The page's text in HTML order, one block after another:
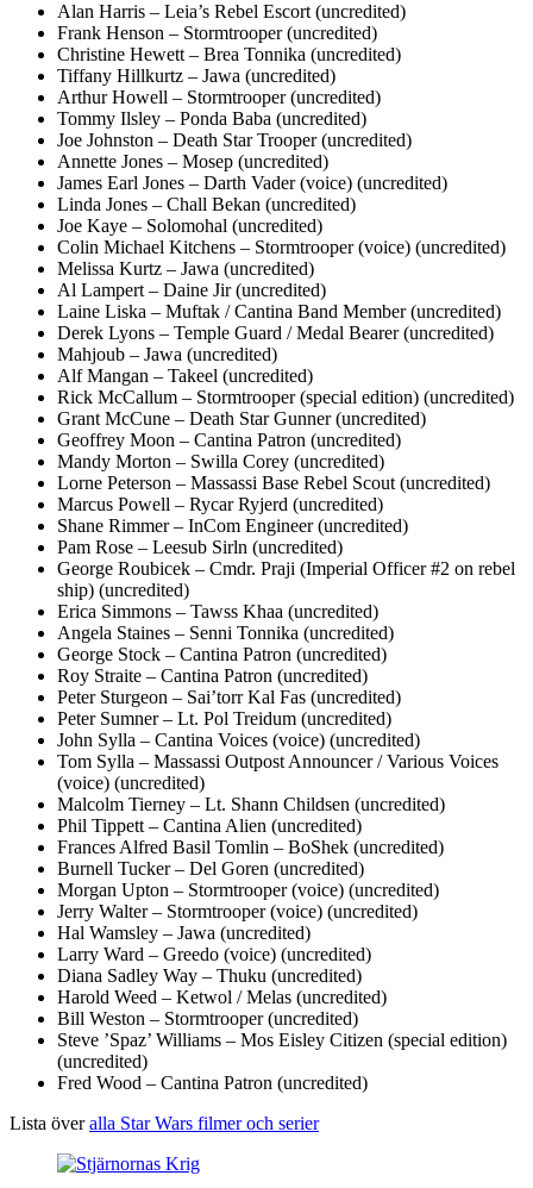
Alan Harris – Leia’s Rebel Escort (uncredited)
Frank Henson – Stormtrooper (uncredited)
Christine Hewett – Brea Tonnika (uncredited)
Tiffany Hillkurtz – Jawa (uncredited)
Arthur Howell – Stormtrooper (uncredited)
Tommy Ilsley – Ponda Baba (uncredited)
Joe Johnston – Death Star Trooper (uncredited)
Annette Jones – Mosep (uncredited)
James Earl Jones – Darth Vader (voice) (uncredited)
Linda Jones – Chall Bekan (uncredited)
Joe Kaye – Solomohal (uncredited)
Colin Michael Kitchens – Stormtrooper (voice) (uncredited)
Melissa Kurtz – Jawa (uncredited)
Al Lampert – Daine Jir (uncredited)
Laine Liska – Muftak / Cantina Band Member (uncredited)
Derek Lyons – Temple Guard / Medal Bearer (uncredited)
Mahjoub – Jawa (uncredited)
Alf Mangan – Takeel (uncredited)
Rick McCallum – Stormtrooper (special edition) (uncredited)
Grant McCune – Death Star Gunner (uncredited)
Geoffrey Moon – Cantina Patron (uncredited)
Mandy Morton – Swilla Corey (uncredited)
Lorne Peterson – Massassi Base Rebel Scout (uncredited)
Marcus Powell – Rycar Ryjerd (uncredited)
Shane Rimmer – InCom Engineer (uncredited)
Pam Rose – Leesub Sirln (uncredited)
George Roubicek – Cmdr. Praji (Imperial Officer #2 on rebel
ship) (uncredited)
Erica Simmons – Tawss Khaa (uncredited)
Angela Staines – Senni Tonnika (uncredited)
George Stock – Cantina Patron (uncredited)
Roy Straite – Cantina Patron (uncredited)
Peter Sturgeon – Sai’torr Kal Fas (uncredited)
Peter Sumner – Lt. Pol Treidum (uncredited)
John Sylla – Cantina Voices (voice) (uncredited)
Tom Sylla – Massassi Outpost Announcer / Various Voices
(voice) (uncredited)
Malcolm Tierney – Lt. Shann Childsen (uncredited)
Phil Tippett – Cantina Alien (uncredited)
Frances Alfred Basil Tomlin – BoShek (uncredited)
Burnell Tucker – Del Goren (uncredited)
Morgan Upton – Stormtrooper (voice) (uncredited)
Jerry Walter – Stormtrooper (voice) (uncredited)
Hal Wamsley – Jawa (uncredited)
Larry Ward – Greedo (voice) (uncredited)
Diana Sadley Way – Thuku (uncredited)
Harold Weed – Ketwol / Melas (uncredited)
Bill Weston – Stormtrooper (uncredited)
Steve ’Spaz’ Williams – Mos Eisley Citizen (special edition)
(uncredited)
Fred Wood – Cantina Patron (uncredited)
Lista överalla Star Wars filmer och serier